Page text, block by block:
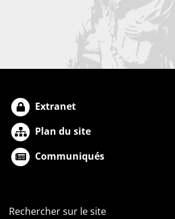
Extranet
Plan du site
Communiqués
Rechercher sur le site